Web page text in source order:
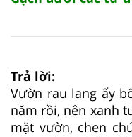
Trả lời:
Vườn rau lang ấy
năm rồi, nên xanh
mặt vườn, chen